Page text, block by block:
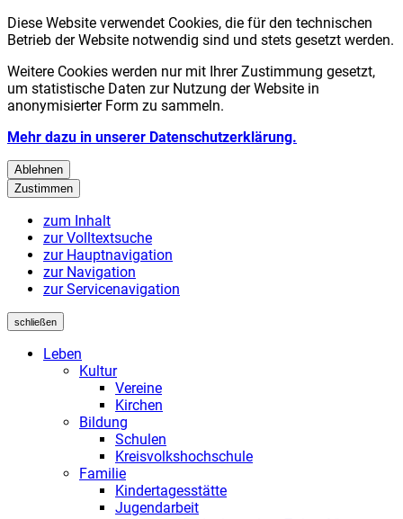
Diese Website verwendet Cookies, die für den technischen
Betrieb der Website notwendig sind und stets gesetzt werden.
Weitere Cookies werden nur mit Ihrer Zustimmung gesetzt,
um statistische Daten zur Nutzung der Website in
anonymisierter Form zu sammeln.
Mehr dazu in unserer Datenschutzerklärung.
Ablehnen
Zustimmen
zum Inhalt
zur Volltextsuche
zur Hauptnavigation
zur Navigation
zur Servicenavigation
schließen
Leben
Kultur
Vereine
Kirchen
Bildung
Schulen
Kreisvolkshochschule
Familie
Kindertagesstätte
Jugendarbeit